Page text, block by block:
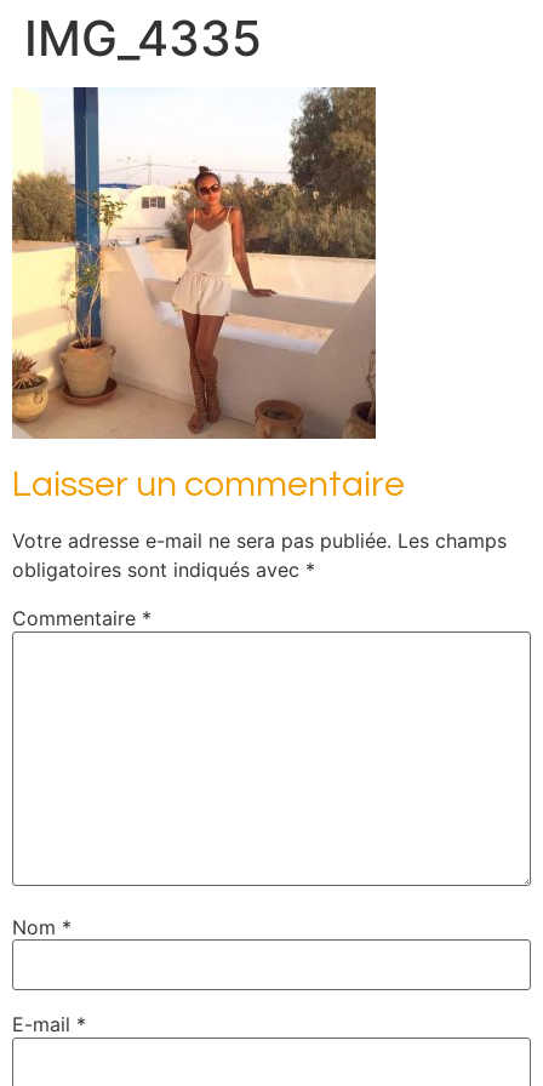
IMG_4335
Laisser un commentaire
Votre adresse e-mail ne sera pas publiée. Les champs
obligatoires sont indiqués avec *
Commentaire *
Nom *
E-mail *